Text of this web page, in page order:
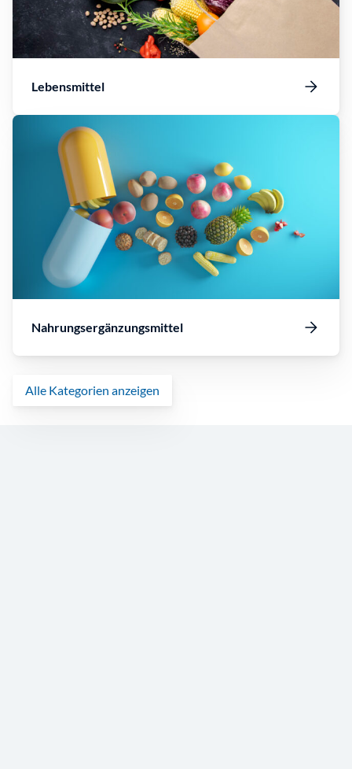
Lebensmittel
Nahrungsergänzungsmittel
Alle Kategorien anzeigen